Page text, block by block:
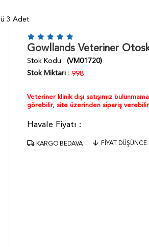
3 Adet
Gowllands Veteriner
Stok Kodu
(VM01720)
Stok Miktarı : 998
Veteriner klinik dışı satışımız
görebilir, site üzerinden sipariş
KARGO BEDAVA FIYAT DÜŞÜNCE